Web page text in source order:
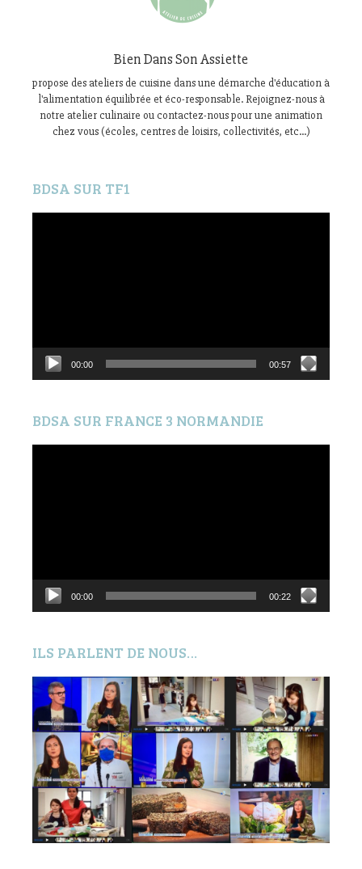
Bien Dans Son Assiette
propose des ateliers de cuisine dans une démarche d'éducation à
l'alimentation équilibrée et éco-responsable. Rejoignez-nous à
notre atelier culinaire ou contactez-nous pour une animation
chez vous (écoles, centres de loisirs, collectivités, etc...)
BDSA SUR TF1
00:00 00:57
BDSA SUR FRANCE 3 NORMANDIE
00:00 00:22
ILS PARLENT DE NOUS…